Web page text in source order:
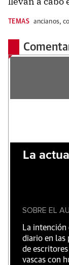
TEMAS ancianos,
La
SOBRE EL
La
diario en las
de
vascas con